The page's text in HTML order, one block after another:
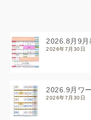
2026.8月9月
2026年7月30日
2026.9月ワ
2026年7月30日